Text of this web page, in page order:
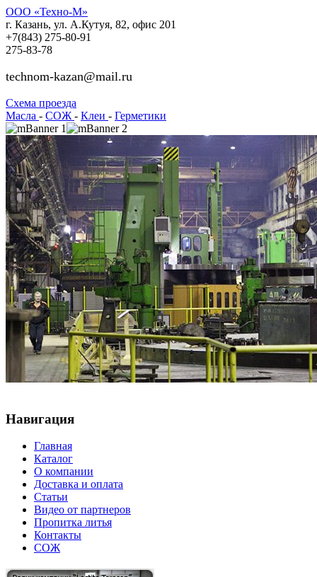
ООО «Техно-М»
г. Казань, ул. А.Кутуя, 82, офис 201
+7(843) 275-80-91
275-83-78
technom-kazan@mail.ru
Cхема проезда
Масла - СОЖ - Клеи - Герметики
Навигация
Главная
Каталог
О компании
Доставка и оплата
Статьи
Видео от партнеров
Пропитка литья
Контакты
СОЖ